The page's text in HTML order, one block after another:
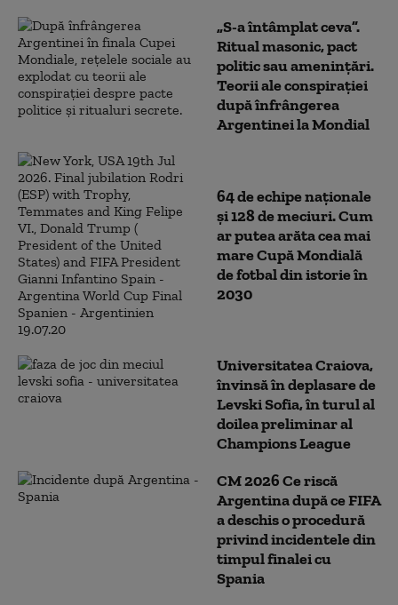
„S-a întâmplat ceva”.
Ritual masonic, pact
politic sau amenințări.
Teorii ale conspirației
după înfrângerea
Argentinei la Mondial
64 de echipe naționale
și 128 de meciuri. Cum
ar putea arăta cea mai
mare Cupă Mondială
de fotbal din istorie în
2030
Universitatea Craiova,
învinsă în deplasare de
Levski Sofia, în turul al
doilea preliminar al
Champions League
CM 2026 Ce riscă
Argentina după ce FIFA
a deschis o procedură
privind incidentele din
timpul finalei cu
Spania